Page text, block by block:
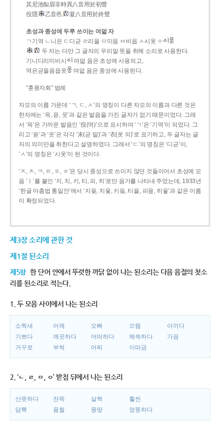
其尼池梨眉非時異八音用於初聲
役隱
乙音邑 凝八音用於終聲
초성과 종성에 두루 쓰이는 여덟 자
ㄱ기역 ㄴ니은 ㄷ디귿 ㄹ리을 ㅁ미음 ㅂ비읍 ㅅ시옷 ㆁ
두 자는 다만 그 글자의 우리말 뜻을 취해 소리로 사용한다.
기니디리미비시
여덟 음은 초성에 사용되고,
역은귿을음읍옷
여덟 음은 종성에 사용된다.
“훈몽자회” 범례
자모의 이름 가운데 ‘ㄱ, ㄷ, ㅅ’의 명칭이 다른 자모의 이름과 다른 것은
한자에는 ‘윽, 읃, 읏’과 같은 발음을 가진 글자가 없기 때문이었다. 그래
서 ‘윽’은 가까운 발음인 ‘役(역)’으로 표시하여 ‘ㄱ’은 ‘기역’이 되었다. 그
리고 ‘읃’과 ‘읏’은 각각 ‘末(귿 말)’과 ‘衣(옷 의)’로 표기하고, 두 글자는 글
자의 의미만을 취한다고 설명하였다. 그래서 ‘ㄷ’의 명칭은 ‘디귿’이,
‘ㅅ’의 명칭은 ‘시옷’이 된 것이다.
‘ㅈ, ㅊ, ㅋ, ㅌ, ㅍ, ㅎ’은 당시 종성으로 쓰이지 않던 것들이어서 초성에 모
음 ‘ㅣ’를 붙인 ‘지, 치, 키, 티, 피, 히’로만 음가를 나타내 주었는데, 1933년
‘한글 마춤법 통일안’에서 ‘지읒, 치읓, 키읔, 티읕, 피읖, 히읗’과 같은 이름
이 확정되었다.
제3장 소리에 관한 것
제1절 된소리
제5항 한 단어 안에서 뚜렷한 까닭 없이 나는 된소리는 다음 음절의 첫소
리를 된소리로 적는다.
1. 두 모음 사이에서 나는 된소리
소쩍새 어깨 오빠 으뜸
아끼다
기쁘다
깨끗하다 어떠하다 해쓱하다
가끔
거꾸로
부썩 어찌 이따금
2. ‘ㄴ, ㄹ, ㅁ, ㅇ’ 받침 뒤에서 나는 된소리
산뜻하다 잔뜩 살짝
훨씬
담뿍
움찔 몽땅 엉뚱하다